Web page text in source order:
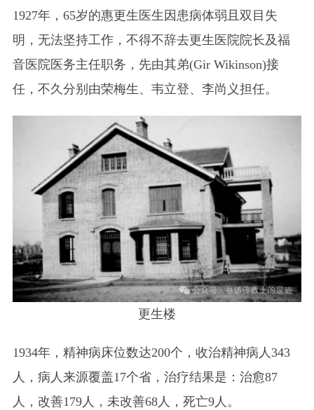
1927年，65岁的惠更生医生因患病体弱且双目失
明，无法坚持工作，不得不辞去更生医院院长及福
音医院医务主任职务，先由其弟(Gir Wikinson)接
任，不久分别由荣梅生、韦立登、李尚义担任。
更生楼
1934年，精神病床位数达200个，收治精神病人343
人，病人来源覆盖17个省，治疗结果是：治愈87
人，改善179人，未改善68人，死亡9人。